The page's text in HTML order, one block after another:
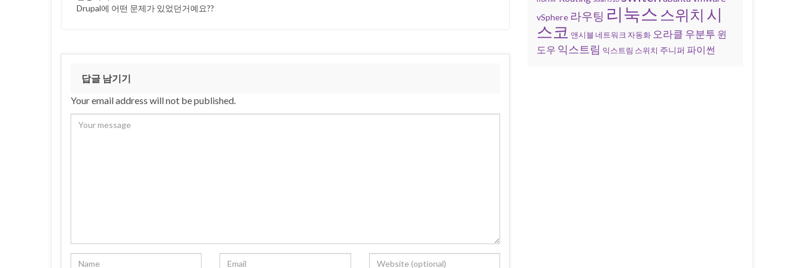
Drupal에 어떤 문제가 있었던거예요??
답글 남기기
Your email address will not be published.
vSphere 라우팅 리눅스 스위치 시
스코 앤시블 네트워크 자동화 오라클 우분투 윈
도우 익스트림 익스트림 스위치 주니퍼 파이썬